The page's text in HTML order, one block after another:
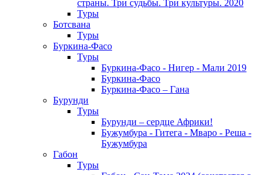
страны. Три судьбы. Три культуры. 2020
Туры
Ботсвана
Туры
Буркина-Фасо
Туры
Буркина-Фасо - Нигер - Мали 2019
Буркина-Фасо
Буркина-Фасо – Гана
Бурунди
Туры
Бурунди – сердце Африки!
Бужумбура - Гитега - Мваро - Реша -
Бужумбура
Габон
Туры